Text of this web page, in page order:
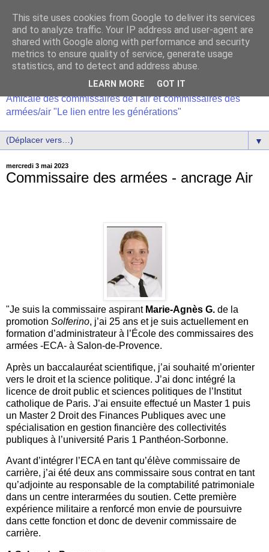
Amicale des commissaires de l'air et commissaires des
armées/air "Le lien entre les générations"
▼
mercredi 3 mai 2023
Commissaire des armées - ancrage Air
"Je suis la commissaire aspirant Marie-Agnès G. de la
promotion Solferino, j’ai 25 ans et je suis actuellement en
formation d’administrateur à l’École des commissaires des
armées -ECA- à Salon-de-Provence.
Après un baccalauréat scientifique, j’ai souhaité m’orienter
vers le droit et la science politique. J’ai donc intégré la
licence de droit public et sciences politiques de l’Institut
catholique de Paris. J’ai ensuite effectué un Master 1 puis
un Master 2 Droit des Finances Publiques avec une
spécialisation en gestion financière des collectivités
publiques à l’université Paris 1 Panthéon-Sorbonne.
Avant d’intégrer l’ECA en tant qu’élève commissaire de
carrière, j’ai été deux ans commissaire sous contrat en tant
qu’adjointe au responsable de la comptabilité patrimoniale
dans un centre interarmées du soutien. Cette première
expérience militaire a renforcé mon envie de poursuivre
dans cette fonction et donc de devenir commissaire de
carrière.
This site uses cookies from Google to deliver its services
and to analyze traffic. Your IP address and user-agent are
shared with Google along with performance and security
metrics to ensure quality of service, generate usage
statistics, and to detect and address abuse.
LEARN MORE GOT IT